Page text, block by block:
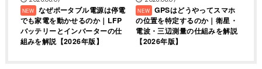
なぜポータブル電源は停電
でも家電を動かせるのか｜LFP
バッテリーとインバーターの仕
組みを解説【2026年版】
GPSはどうやってスマホ
の位置を特定するのか｜衛星・
電波・三辺測量の仕組みを解説
【2026年版】